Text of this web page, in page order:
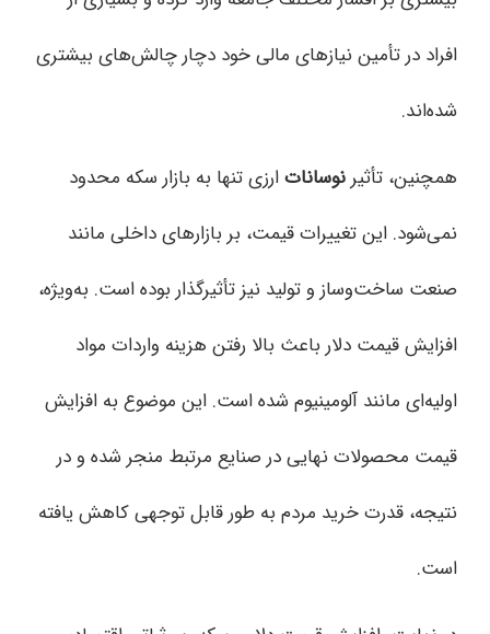
افراد در تأمین نیازهای مالی خود دچار چالش‌های بیشتری
شده‌اند.
همچنین، تأثیرنوساناتارزی تنها به بازار سکه محدود
نمی‌شود. این تغییرات قیمت، بر بازارهای داخلی مانند
صنعت ساخت‌وساز و تولید نیز تأثیرگذار بوده است. به‌ویژه،
افزایش قیمت دلار باعث بالا رفتن هزینه واردات مواد
اولیه‌ای مانند آلومینیوم شده است. این موضوع به افزایش
قیمت محصولات نهایی در صنایع مرتبط منجر شده و در
نتیجه، قدرت خرید مردم به طور قابل توجهی کاهش یافته
است.